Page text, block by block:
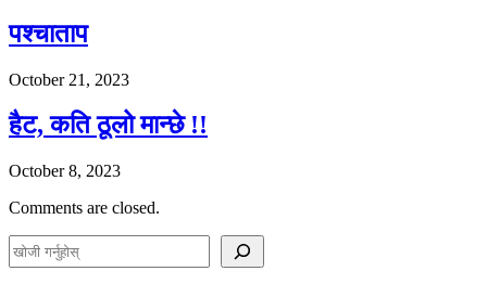
पश्चाताप
October 21, 2023
हैट, कति ठूलो मान्छे !!
October 8, 2023
Comments are closed.
e